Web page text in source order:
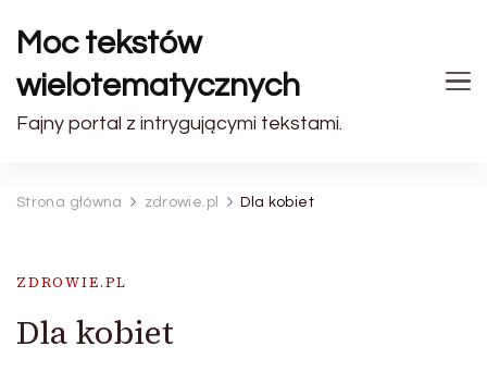
Moc tekstów
wielotematycznych
Fajny portal z intrygującymi tekstami.
Strona główna zdrowie.pl Dla kobiet
ZDROWIE.PL
Dla kobiet